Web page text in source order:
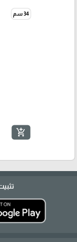
34 سم
add_shopping_cart